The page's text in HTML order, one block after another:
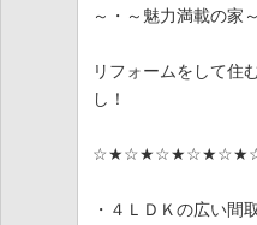
～・～魅力満載の家
リフォームをして住
し！
・４ＬＤＫの広い間